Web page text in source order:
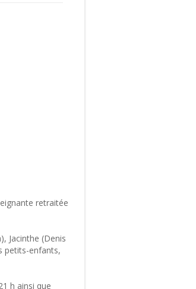
retraitée
Jacinthe (Denis
petits-enfants,
h ainsi que